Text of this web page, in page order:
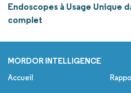
Endoscopes à Usage Unique
complet
MORDOR INTELLIGENCE
Accueil